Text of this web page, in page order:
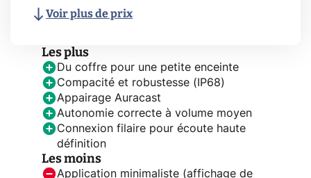
Voir plus de prix
Les plus
Du coffre pour une petite enceinte
Compacité et robustesse (IP68)
Appairage Auracast
Autonomie correcte à volume moyen
Connexion filaire pour écoute haute
définition
Les moins
Application minimaliste (affichage de